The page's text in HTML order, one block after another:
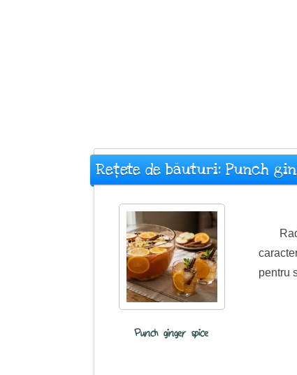
Rețete de băuturi: Punch
Punch ginger spice
pentru